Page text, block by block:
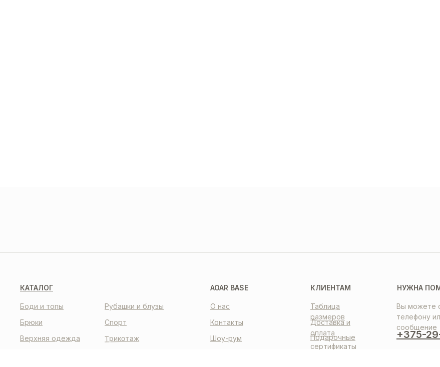
КАТАЛОГ КЛИЕНТАМ
Таблица
размеров
Доставка и
оплата
Подарочные
сертификаты
НУЖНА
Вы можете
телефону
сообщение
+375-
AOAR BASE
О нас
Контакты
Шоу-рум
Боди и топы
Спорт
Рубашки и блузы
Брюки
Трикотаж
Верхняя одежда